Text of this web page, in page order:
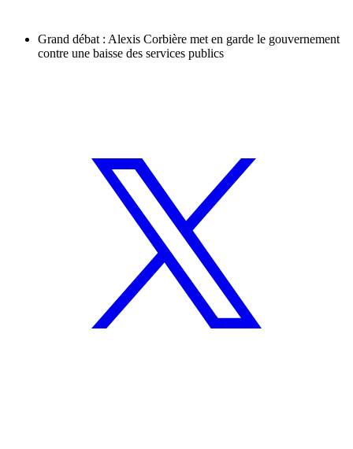
Grand débat : Alexis Corbière met en garde le gouvernement
contre une baisse des services publics